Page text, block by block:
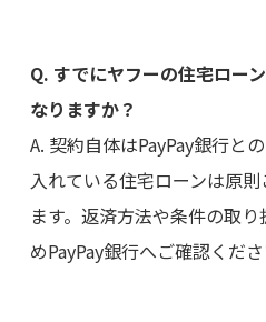
Q. すでにヤフーの住宅ロー
なりますか？
A. 契約自体はPayPay銀行と
入れている住宅ローンは原
ます。返済方法や条件の取
めPayPay銀行へご確認くださ